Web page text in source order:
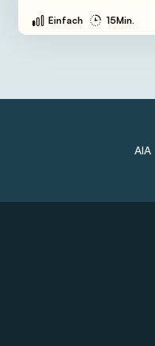
Einfach 15Min.
AIA